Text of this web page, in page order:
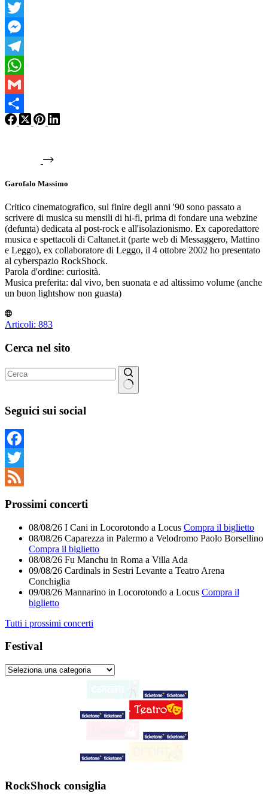
Facebook
Twitter
Messenger
Telegram
WhatsApp
Gmail
Condividi
Garofalo Massimo
Critico cinematografico, sul finire degli anni '90 sono passato a
scrivere di musica su mensili di hi-fi, prima di fondare una webzine
(defunta) dedicata al post-rock e all'isolazionismo. Ex caporedattore
musica e spettacoli di Caltanet.it (parte web di Messaggero, Mattino
e Leggo), ex collaboratore di Leggo, il 4 ottobre 2002 ho presentato
al cyberspazio RockShock.
Parola d'ordine: curiosità.
Musica preferita: dal vivo, ben suonata e ad altissimo volume (anche
un buon lightshow non guasta)
Articoli: 883
Cerca nel sito
risultato
Seguici sui social
Facebook
Twitter
Prossimi concerti
08/08/26 I Cani in Locorotondo a Locus Compra il biglietto
08/08/26 Caparezza in Palermo a Velodromo Paolo Borsellino
Compra il biglietto
08/08/26 Fu Manchu in Roma a Villa Ada
09/08/26 Cardinals in Sestri Levante a Teatro Arena
Conchiglia
09/08/26 Mannarino in Locorotondo a Locus Compra il
biglietto
Tutti i prossimi concerti
Festival
RockShock consiglia